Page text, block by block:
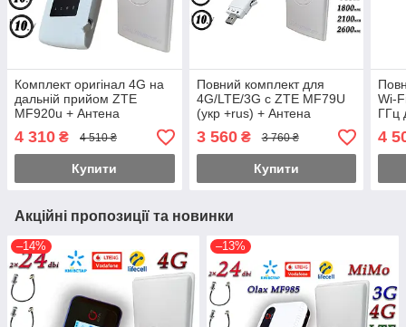
Комплект оригінал 4G на
дальній прийом ZTE
MF920u + Антена
планшетна MIMO 2×24dbi
(48 дб) 698-2690 МГц Укр!
4 310 ₴ 4 510 ₴
Купити
Повний комплект для
4G/LTE/3G c ZTE MF79U
(укр +rus) + Антена
планшетна MIMO 2×24dbi
(48 дб) 698-2690 МГц
3 560₴ 3 760 ₴
Купити
Wi-
ГГц
4
Акційні пропозиції та новинки
–14% –13%